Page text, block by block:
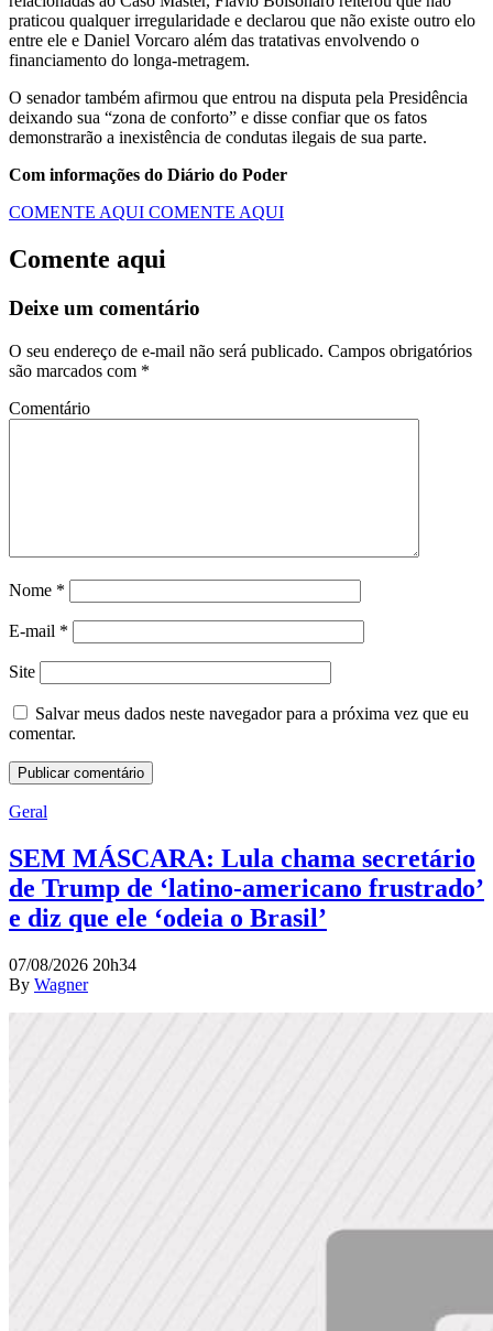
praticou qualquer irregularidade e declarou que não existe outro elo
entre ele e Daniel Vorcaro além das tratativas envolvendo o
financiamento do longa-metragem.
O senador também afirmou que entrou na disputa pela Presidência
deixando sua “zona de conforto” e disse confiar que os fatos
demonstrarão a inexistência de condutas ilegais de sua parte.
Com informações do Diário do Poder
COMENTE AQUI COMENTE AQUI
Comente aqui
Deixe um comentário
O seu endereço de e-mail não será publicado. Campos obrigatórios
são marcados com *
Comentário
Nome *
E-mail *
Site
Salvar meus dados neste navegador para a próxima vez que eu
comentar.
Geral
SEM MÁSCARA: Lula chama secretário
de Trump de ‘latino-americano frustrado’
e diz que ele ‘odeia o Brasil’
07/08/2026 20h34
By Wagner